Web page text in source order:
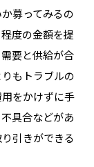
募ってみるの
度の金額を提
要と供給が合
もトラブルの
をかけずに手
具合などがあ
引きができる